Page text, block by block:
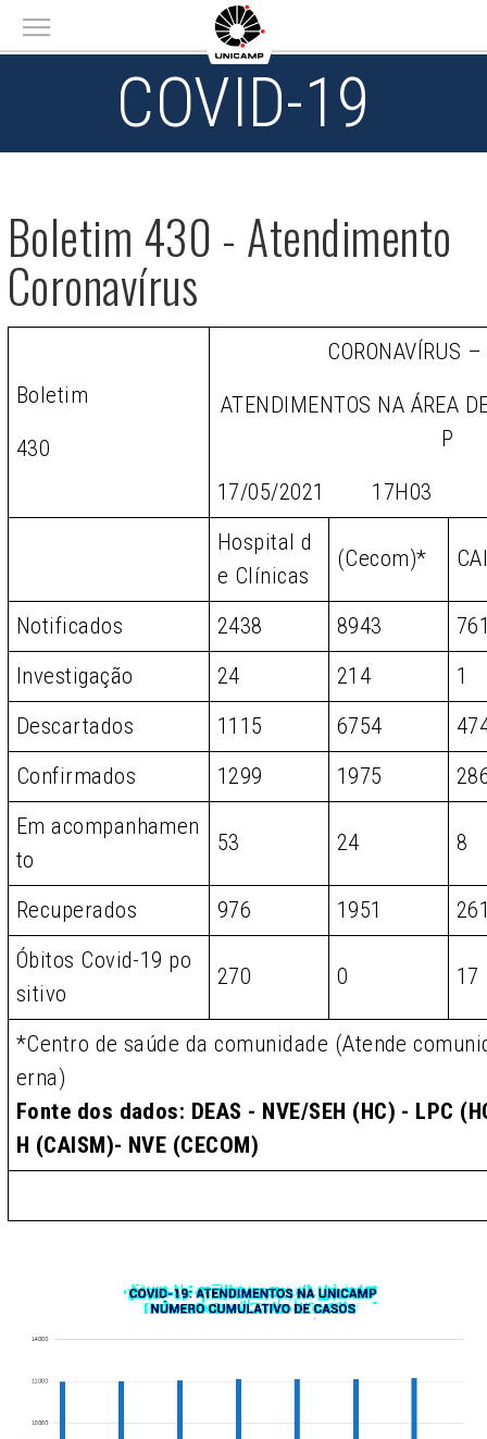
Main menu
COVID-19
Boletim 430 - Atendimento
Coronavírus
Boletim
430
CORONAVÍRUS
ATENDIMENTOS NA ÁREA
P
17/05/2021 17H03
Hospital d
e Clínicas
(Cecom)*
Notificados 2438 8943
Investigação
24 214
1
Descartados
1115 6754
Confirmados
1299 1975
Em acompanhamen
to
53 24 8
Recuperados 976 1951
Óbitos Covid-19 po
sitivo
270 0 17
*Centro de saúde da comunidade (Atende
erna)
Fonte dos dados: DEAS - NVE/SEH (HC) - LPC
H (CAISM)- NVE (CECOM)